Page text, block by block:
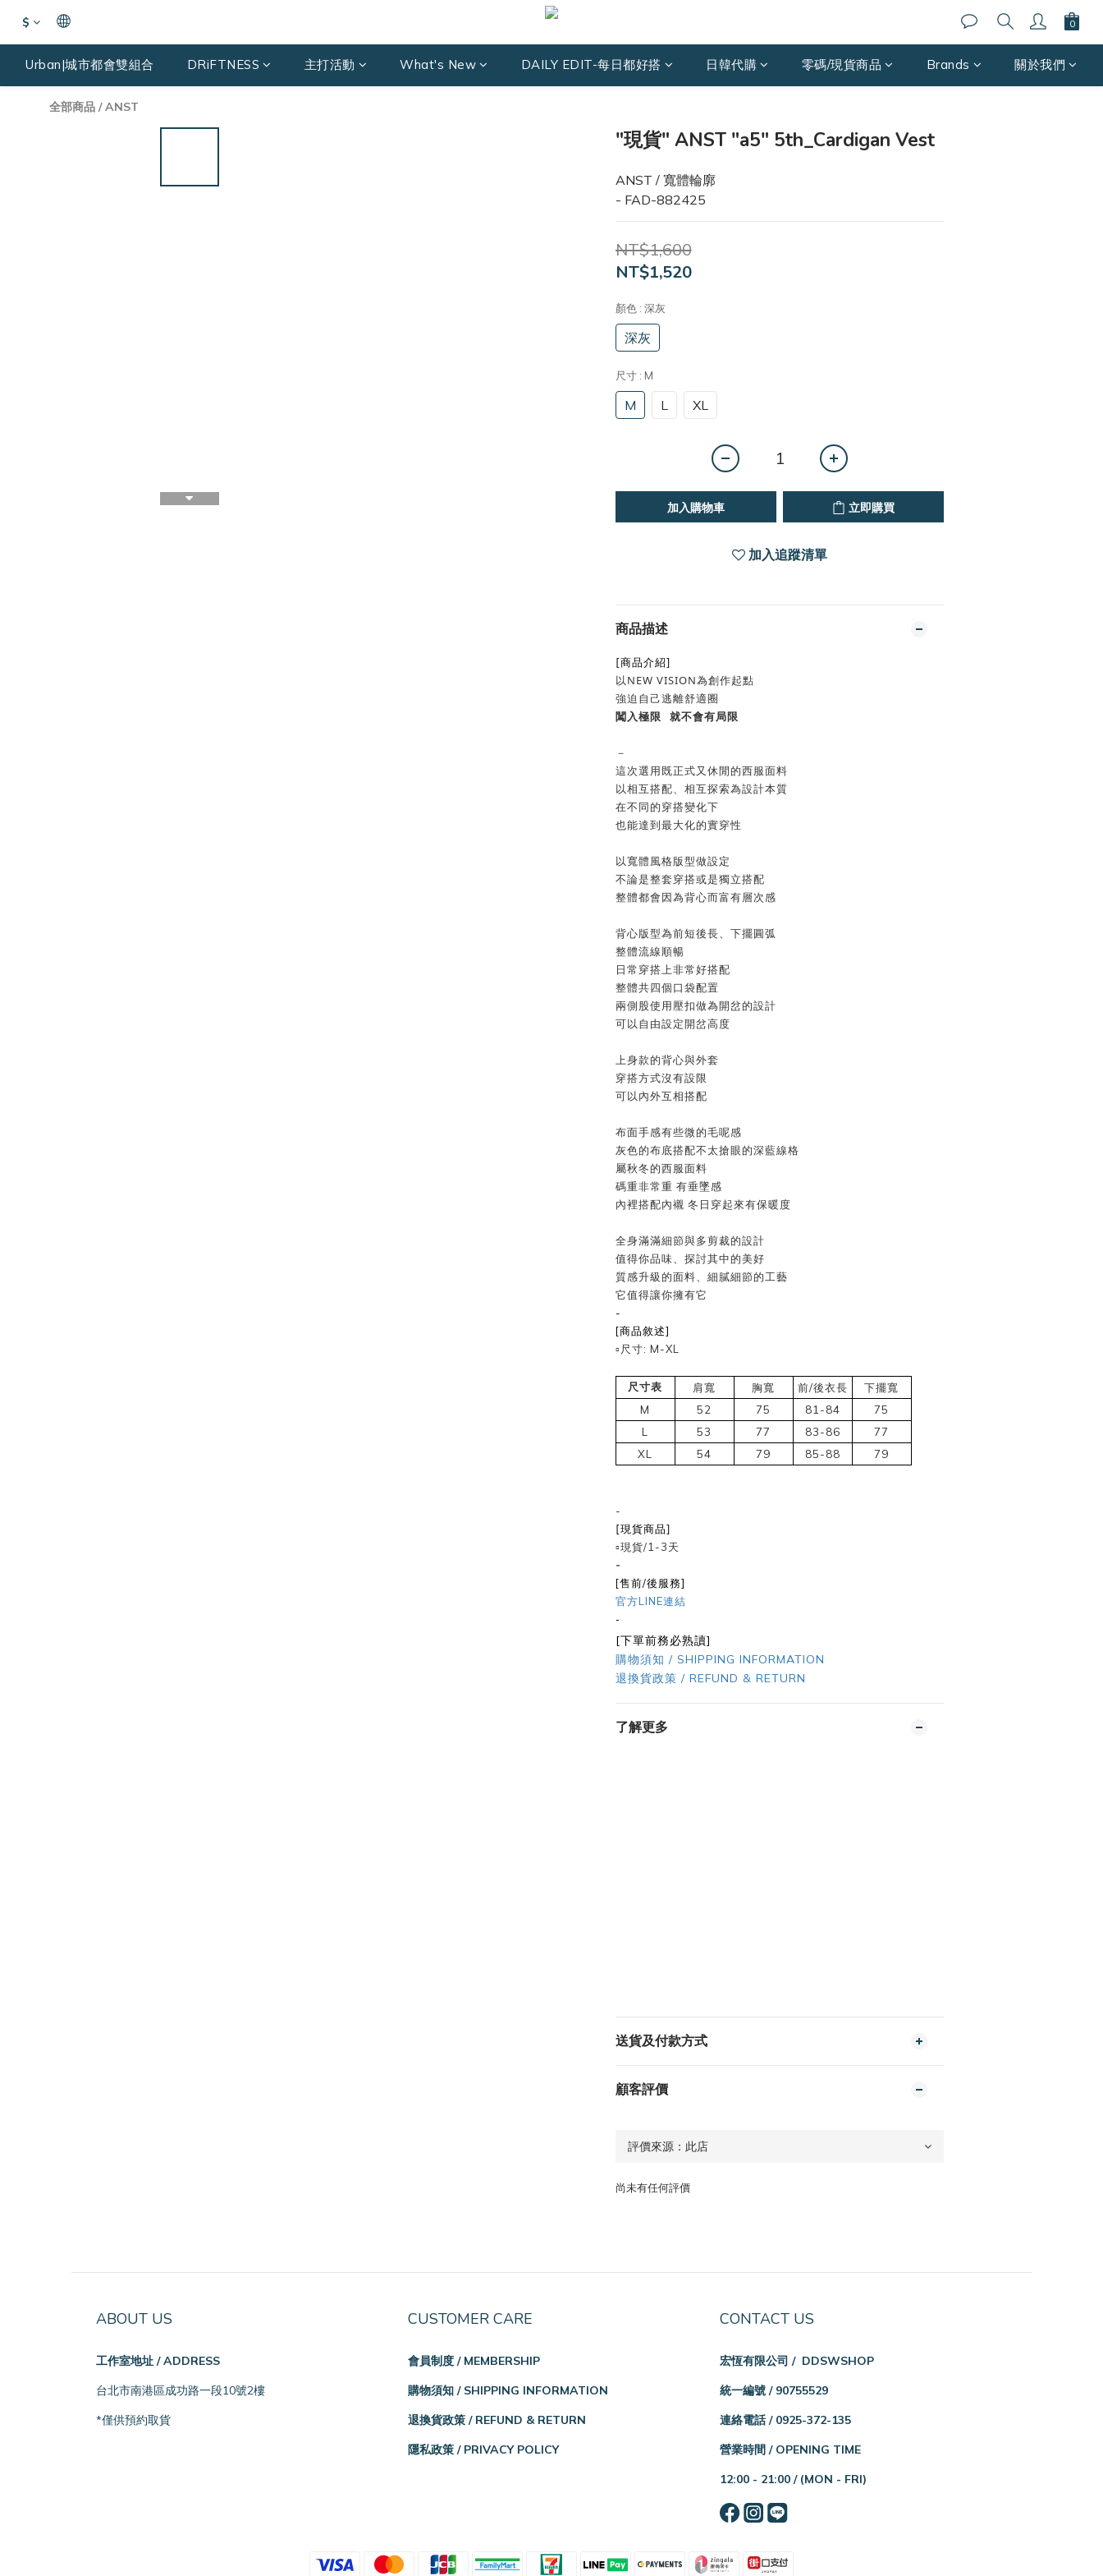
$
Urban|城市都會雙組合 DRiFTNESS 主打活動 What's New DAILY EDIT-每日都好搭 日韓代購 零碼/現貨商品 Brands 關於我們
全部商品 /ANST
"現貨" ANST "a5" 5th_Cardigan Vest
ANST / 寬體輪廓
- FAD-882425
NT$1,600
NT$1,520
顏色 : 深灰
深灰
尺寸 : M
M L XL
加入購物車 立即購買
加入追蹤清單
商品描述
[商品介紹]
以NEW VISION為創作起點
強迫自己逃離舒適圈
闖入極限 就不會有局限
－
這次選用既正式又休閒的西服面料
以相互搭配、相互探索為設計本質
在不同的穿搭變化下
也能達到最大化的實穿性
以寬體風格版型做設定
不論是整套穿搭或是獨立搭配
整體都會因為背心而富有層次感
背心版型為前短後長、下擺圓弧
整體流線順暢
日常穿搭上非常好搭配
整體共四個口袋配置
兩側股使用壓扣做為開岔的設計
可以自由設定開岔高度
上身款的背心與外套
穿搭方式沒有設限
可以內外互相搭配
布面手感有些微的毛呢感
灰色的布底搭配不太搶眼的深藍線格
屬秋冬的西服面料
碼重非常重 有垂墜感
內裡搭配內襯 冬日穿起來有保暖度
全身滿滿細節與多剪裁的設計
值得你品味、探討其中的美好
質感升級的面料、細膩細節的工藝
它值得讓你擁有它
-
[商品敘述]
▫️尺寸: M-XL
尺寸表 肩寬 胸寬 前/後衣長
下擺寬
M
52 75 81-84
75
L
53 77 83-86
77
XL
54 79 85-88 79
-
[現貨商品]
▫️現貨/1-3天
-
[售前/後服務]
官方LINE連結
-
[下單前務必熟讀]
購物須知 / SHIPPING INFORMATION
退換貨政策 / REFUND & RETURN
了解更多
送貨及付款方式
顧客評價
尚未有任何評價
ABOUT US
工作室地址 / ADDRESS
台北市南港區成功路一段10號2樓
*僅供預約取貨
CUSTOMER CARE
會員制度 / MEMBERSHIP
購物須知 / SHIPPING INFORMATION
退換貨政策 / REFUND & RETURN
隱私政策 / PRIVACY POLICY
CONTACT US
宏恆有限公司 / DDSWSHOP
統一編號 / 90755529
連絡電話 / 0925-372-135
營業時間 / OPENING TIME
12:00 - 21:00 / (MON - FRI)